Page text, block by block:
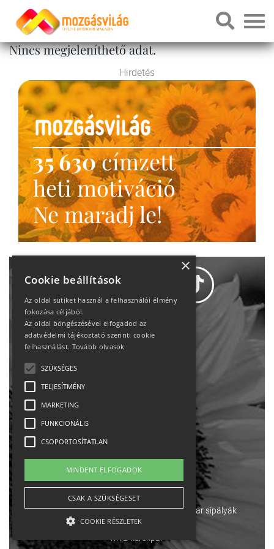
Nincs megjeleníthető adat.
Hirdetés
35 630címzett
heti motiváció
Ne maradj le!
Adatvédelem
Impresszum-kapcsolat
English
Ebike Osztrák sípályák Magyar sípályák
MTB kerékpár
×
Cookie beállítások
Az oldal sütiket használ a felhasználói élmény
fokozása céljából.
Az oldal böngészésével elfogadod az
adatvédelmi tájékoztató szerinti cookie
felhasználást. Tovább olvasok
SZÜKSÉGES
TELJESÍTMÉNY
MARKETING
FUNKCIONÁLIS
CSOPORTOSÍTATLAN
MINDENT ELFOGADOK
CSAK A SZÜKSÉGESET
COOKIE RÉSZLETEK